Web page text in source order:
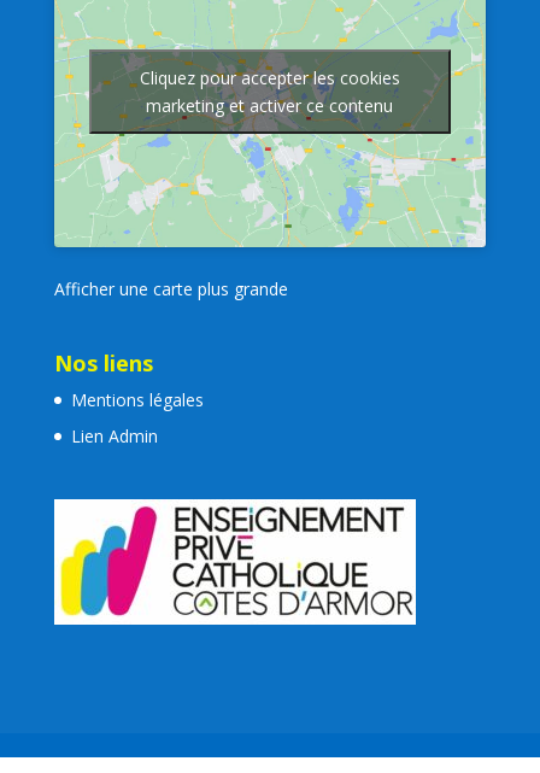
Cliquez pour accepter les cookies
marketing et activer ce contenu
Afficher une carte plus grande
Nos liens
Mentions légales
Lien Admin